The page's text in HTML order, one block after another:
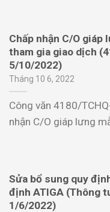
Chấp nhận C/O giáp
tham gia giao dịch
5/10/2022)
Tháng 10 6, 2022
Công văn 4180/
nhận C/O giáp lưng
Sửa bổ sung quy
định ATIGA (Thông
1/6/2022)